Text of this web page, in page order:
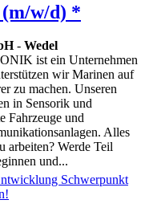
(m/w/d) *
- Wedel
ist ein Unternehmen
wir Marinen auf
zu machen. Unseren
in Sensorik und
Fahrzeuge und
Alles
arbeiten? Werde Teil
und...